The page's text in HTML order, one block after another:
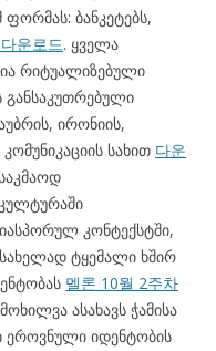
ბანკეტებს,
운로드. ყველა
რიტუალიზებული
განსაკუთრებული
ირონიის,
სახით 다운
კონტექსტში,
ტყემალი ხშირ
멜론 10월 2주차
ასახავს ჭამისა
იდენტობის